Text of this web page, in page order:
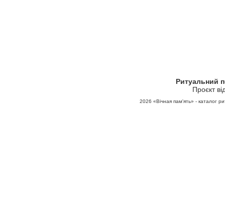
Ритуальний
Проєкт
2026 «Вічная пам'ять» - каталог